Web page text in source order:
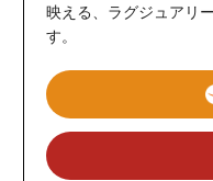
映える、ラグジュアリ
す。